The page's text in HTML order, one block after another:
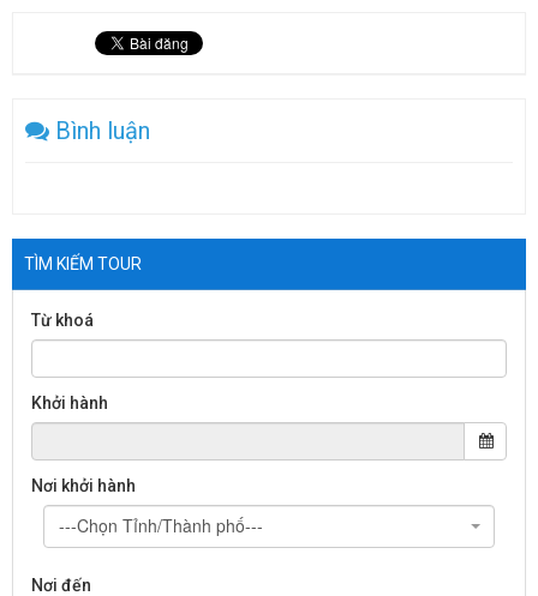
Bình luận
TÌM KIẾM TOUR
Từ khoá
Khởi hành
Nơi khởi hành
---Chọn Tỉnh/Thành phố---
Nơi đến